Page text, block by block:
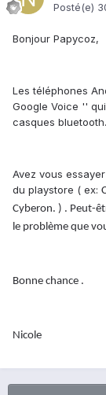
Posté(e)
Bonjour Papycoz,
Les téléphones
Google Voice ''
casques bluetooth.
Avez vous
du playstore ( ex:
Cyberon. ) . Peut-
le problème que
Bonne chance .
Nicole